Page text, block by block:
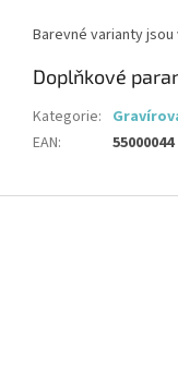
Barevné varianty
Doplňkové
Kategorie:
EAN: 55000044